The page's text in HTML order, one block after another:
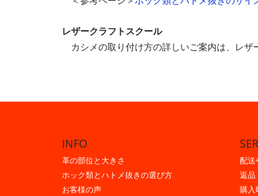
レザークラフトスクール
カシメの取り付け方の詳しいご案内は、レザ
INFO
革の部位と大きさ
ホック類とハトメ抜きの選び方
お客様の声
配送
返品
購入